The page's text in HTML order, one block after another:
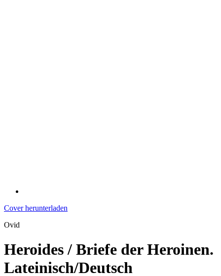
Cover herunterladen
Ovid
Heroides / Briefe der Heroinen.
Lateinisch/Deutsch